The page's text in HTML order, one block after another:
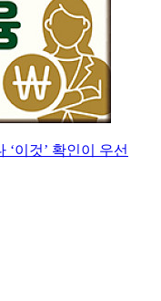
‘이것’ 확인이 우선